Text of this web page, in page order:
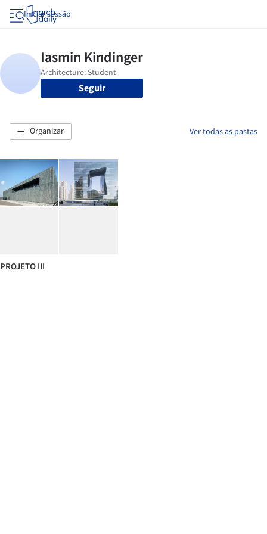
Iniciar sessão
Seguir
Organizar Ver todas as pastas
PROJETO III